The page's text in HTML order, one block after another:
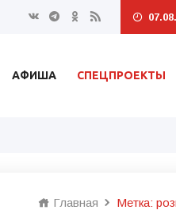
АФИША СПЕЦПРОЕКТЫ
Главная Метка: